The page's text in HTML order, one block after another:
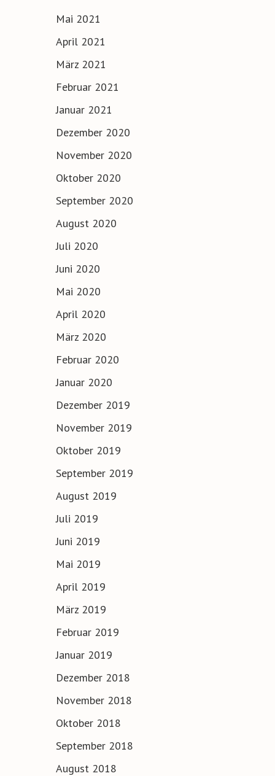
Mai 2021
April 2021
März 2021
Februar 2021
Januar 2021
Dezember 2020
November 2020
Oktober 2020
September 2020
August 2020
Juli 2020
Juni 2020
Mai 2020
April 2020
März 2020
Februar 2020
Januar 2020
Dezember 2019
November 2019
Oktober 2019
September 2019
August 2019
Juli 2019
Juni 2019
Mai 2019
April 2019
März 2019
Februar 2019
Januar 2019
Dezember 2018
November 2018
Oktober 2018
September 2018
August 2018